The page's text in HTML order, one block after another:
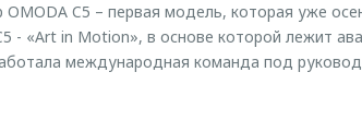
C5 – первая модель, которая уже
- «Art in Motion», в основе которой лежит
международная команда под